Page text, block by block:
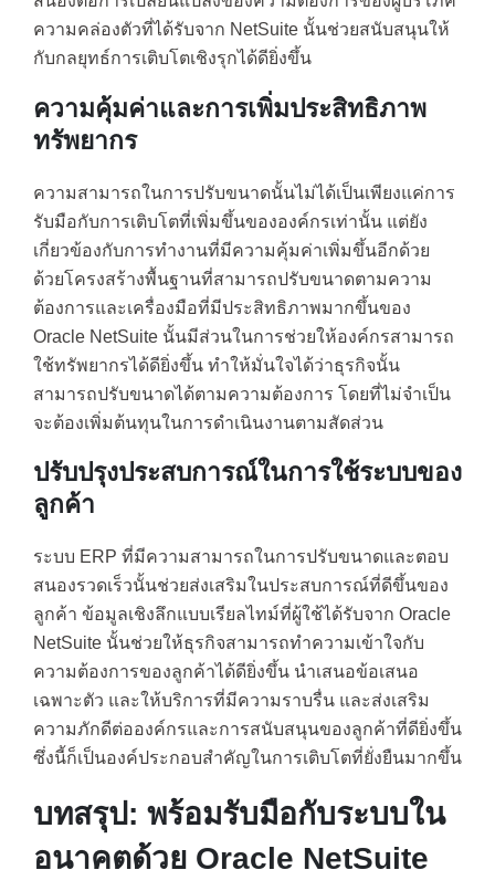
ความคล่องตัวที่ได้รับจาก NetSuite นั้นช่วยสนับสนุนให้
กับกลยุทธ์การเติบโตเชิงรุกได้ดียิ่งขึ้น
ความคุ้มค่าและการเพิ่มประสิทธิภาพ
ทรัพยากร
ความสามารถในการปรับขนาดนั้นไม่ได้เป็นเพียงแค่การ
รับมือกับการเติบโตที่เพิ่มขึ้นขององค์กรเท่านั้น แต่ยัง
เกี่ยวข้องกับการทำงานที่มีความคุ้มค่าเพิ่มขึ้นอีกด้วย
ด้วยโครงสร้างพื้นฐานที่สามารถปรับขนาดตามความ
ต้องการและเครื่องมือที่มีประสิทธิภาพมากขึ้นของ
Oracle NetSuite นั้นมีส่วนในการช่วยให้องค์กรสามารถ
ใช้ทรัพยากรได้ดียิ่งขึ้น ทำให้มั่นใจได้ว่าธุรกิจนั้น
สามารถปรับขนาดได้ตามความต้องการ โดยที่ไม่จำเป็น
จะต้องเพิ่มต้นทุนในการดำเนินงานตามสัดส่วน
ปรับปรุงประสบการณ์ในการใช้ระบบของ
ลูกค้า
ระบบ ERP ที่มีความสามารถในการปรับขนาดและตอบ
สนองรวดเร็วนั้นช่วยส่งเสริมในประสบการณ์ที่ดีขึ้นของ
ลูกค้า ข้อมูลเชิงลึกแบบเรียลไทม์ที่ผู้ใช้ได้รับจาก Oracle
NetSuite นั้นช่วยให้ธุรกิจสามารถทำความเข้าใจกับ
ความต้องการของลูกค้าได้ดียิ่งขึ้น นำเสนอข้อเสนอ
เฉพาะตัว และให้บริการที่มีความราบรื่น และส่งเสริม
ความภักดีต่อองค์กรและการสนับสนุนของลูกค้าที่ดียิ่งขึ้น
ซึ่งนี้ก็เป็นองค์ประกอบสำคัญในการเติบโตที่ยั่งยืนมากขึ้น
บทสรุป: พร้อมรับมือกับระบบใน
อนาคตด้วย Oracle NetSuite